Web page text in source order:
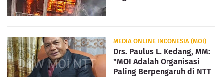
MEDIA ONLINE INDONESIA (MOI)
Drs. Paulus L. Kedang, MM:
"MOI Adalah Organisasi
Paling Berpengaruh di NTT